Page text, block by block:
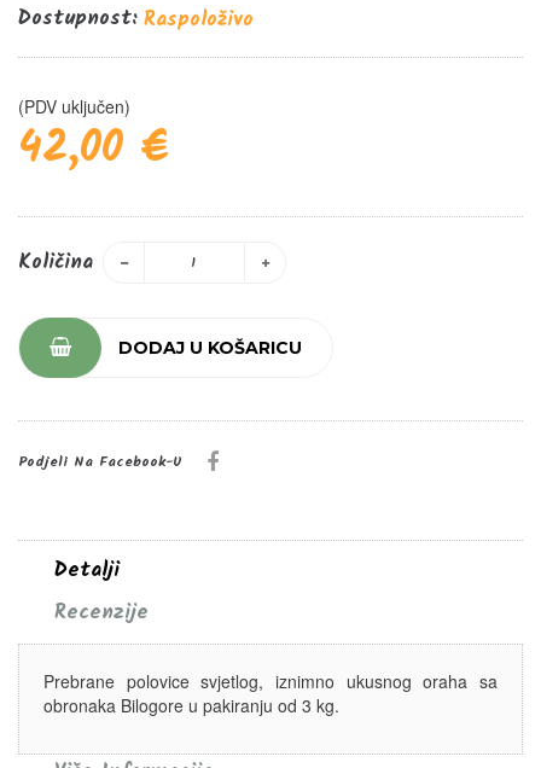
Dostupnost:Raspoloživo
(PDV uključen)
42,00 €
Količina
DODAJ U KOŠARICU
Podjeli Na Facebook-U
Detalji
Recenzije
Prebrane polovice svjetlog, iznimno ukusnog oraha sa
obronaka Bilogore u pakiranju od 3 kg.